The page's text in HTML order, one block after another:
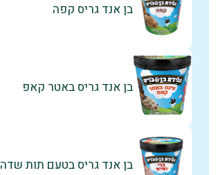
בן אנד גריס קפה
בן אנד גריס באטר קאפ
בן אנד גריס בטעם תות שדה